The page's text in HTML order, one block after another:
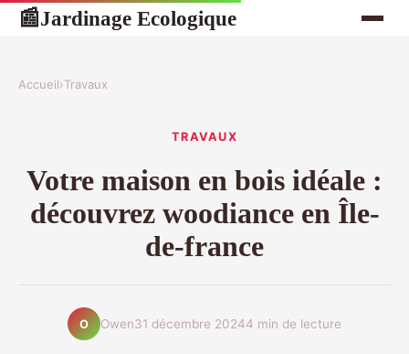
📰Jardinage Ecologique
Accueil›Travaux
TRAVAUX
Votre maison en bois idéale :
découvrez woodiance en Île-
de-france
O Owen31 décembre 20244 min de lecture